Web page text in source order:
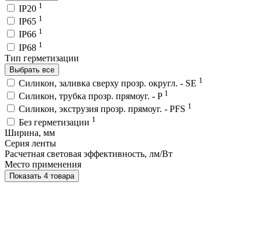
IP20 1
IP65 1
IP66 1
IP68 1
Тип герметизации
Выбрать все
Силикон, заливка сверху прозр. округл. - SE 1
Силикон, трубка прозр. прямоуг. - P 1
Силикон, экструзия прозр. прямоуг. - PFS 1
Без герметизации 1
Ширина, мм
Серия ленты
Расчетная световая эффективность, лм/Вт
Место применения
Показать 4 товара